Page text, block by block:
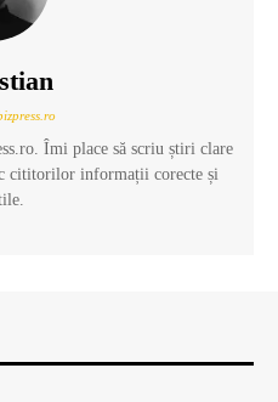
Îmi place să scriu știri clare
cititorilor informații corecte și